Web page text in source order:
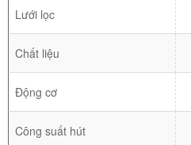
Lưới lọc
Chất liệu
Động cơ
Công suất hút